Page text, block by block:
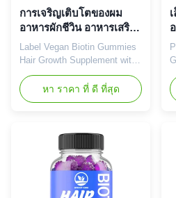
Key Benefits Hair & Nail
การเจริญเติบโตของผม
อาหารผักชีวิน อาหารเสริม
ยําด้วยคอลลาเจนและ
วิตามินซี
Label Vegan Biotin Gummies
Hair Growth Supplement with
Collagen & Vitamin C Product
Overview Our Vegan Biotin
Gummies are expertly
radiant hair, skin, and nails.
Each delicious gummy
provides 10,000mcg of
premium biotin to support your
beauty from within. Product
หา ราคา ที่ ดี ที่สุด